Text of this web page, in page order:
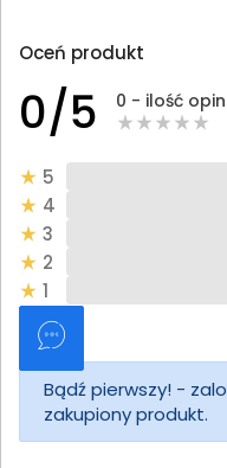
Oceń produkt
0/5 0 - ilość
5
4
3
2
1
Bądź pierwszy! -
zakupiony produkt.